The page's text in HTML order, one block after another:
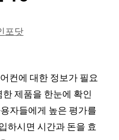
포닷
컨에 대한 정보가 필요
제품을 한눈에 확인
자들에게 높은 평가를
하시면 시간과 돈을 효